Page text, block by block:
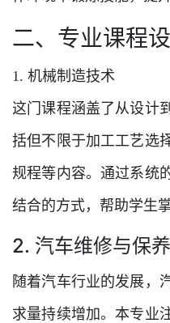
二、专业课程
1. 机械制造技术
这门课程涵盖了从设计
括但不限于加工工艺选
规程等内容。通过系统
结合的方式，帮助学生
2. 汽车维修与保养
随着汽车行业的发展，
求量持续增加。本专业